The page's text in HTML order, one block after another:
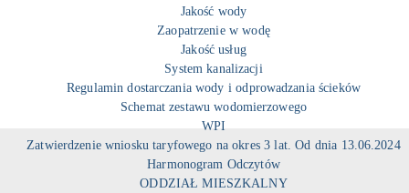
Jakość wody
Zaopatrzenie w wodę
Jakość usług
System kanalizacji
Regulamin dostarczania wody i odprowadzania ścieków
Schemat zestawu wodomierzowego
WPI
Zatwierdzenie wniosku taryfowego na okres 3 lat. Od dnia 13.06.2024
Harmonogram Odczytów
ODDZIAŁ MIESZKALNY